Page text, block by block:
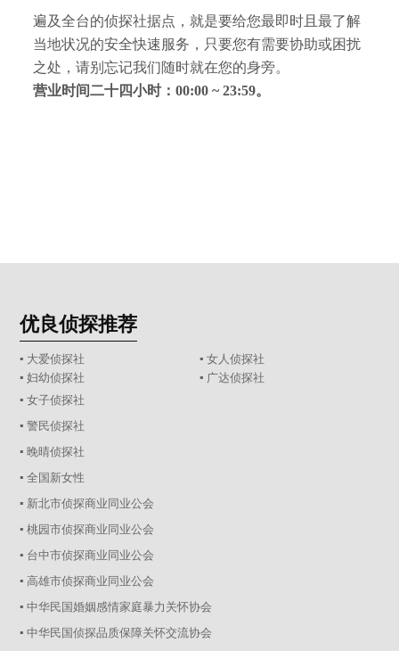
遍及全台的侦探社据点，就是要给您最即时且最了解
当地状况的安全快速服务，只要您有需要协助或困扰
之处，请别忘记我们随时就在您的身旁。
营业时间二十四小时：00:00 ~ 23:59。
优良侦探推荐
▪ 大爱侦探社
▪ 女人侦探社
▪ 妇幼侦探社
▪ 广达侦探社
▪ 女子侦探社
▪ 警民侦探社
▪ 晚晴侦探社
▪ 全国新女性
▪ 新北市侦探商业同业公会
▪ 桃园市侦探商业同业公会
▪ 台中市侦探商业同业公会
▪ 高雄市侦探商业同业公会
▪ 中华民国婚姻感情家庭暴力关怀协会
▪ 中华民国侦探品质保障关怀交流协会